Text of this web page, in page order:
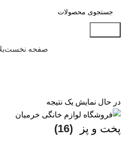
صفحه نخست
در حال نمایش یک نتیجه
پخت و پز (16)